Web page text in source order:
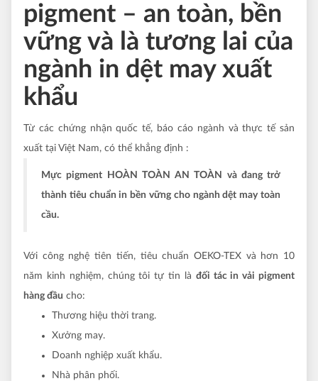
pigment – an toàn, bền
vững và là tương lai của
ngành in dệt may xuất
khẩu
Từ các chứng nhận quốc tế, báo cáo ngành và thực tế sản
xuất tại Việt Nam, có thể khẳng định :
Mực pigment HOÀN TOÀN AN TOÀN và đang trở
thành tiêu chuẩn in bền vững cho ngành dệt may toàn
cầu.
Với công nghệ tiên tiến, tiêu chuẩn OEKO-TEX và hơn 10
năm kinh nghiệm, chúng tôi tự tin là đối tác in vải pigment
hàng đầu cho:
Thương hiệu thời trang.
Xưởng may.
Doanh nghiệp xuất khẩu.
Nhà phân phối.